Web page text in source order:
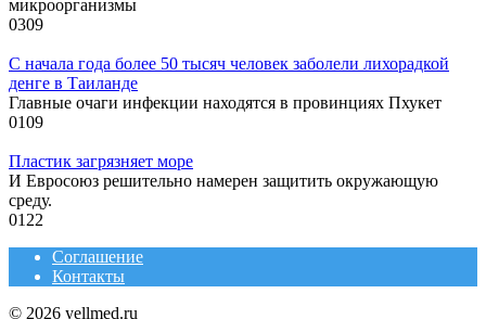
микроорганизмы
0309
С начала года более 50 тысяч человек заболели лихорадкой
денге в Таиланде
Главные очаги инфекции находятся в провинциях Пхукет
0109
Пластик загрязняет море
И Евросоюз решительно намерен защитить окружающую
среду.
0122
Соглашение
Контакты
© 2026 yellmed.ru